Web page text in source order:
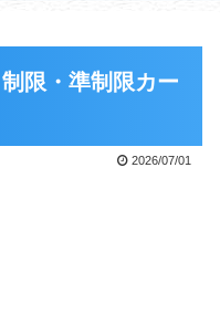
限・準制限カー
2026/07/01